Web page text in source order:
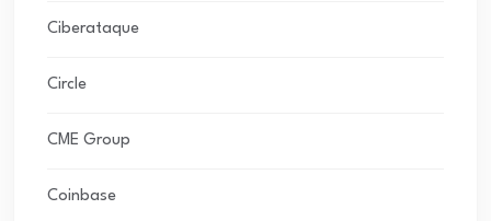
Ciberataque
Circle
CME Group
Coinbase